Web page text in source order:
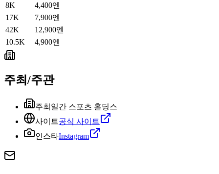
8K
4,400엔
17K
7,900엔
42K
12,900엔
10.5K
4,900엔
주최/주관
주최 일간 스포츠 홀딩스
사이트공식 사이트
인스타Instagram